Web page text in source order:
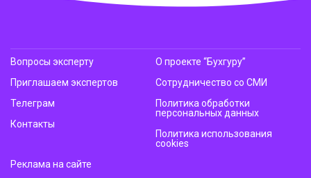
Вопросы эксперту
Приглашаем экспертов
Телеграм
Контакты
О проекте “Бухгуру”
Сотрудничество со СМИ
Политика обработки
персональных данных
Политика использования
cookies
Реклама на сайте